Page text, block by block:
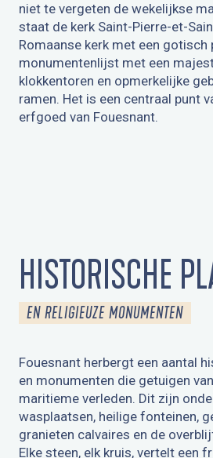
niet te vergeten de wekelijkse
staat de kerk Saint-Pierre-et-
Romaanse kerk met een gotisch
monumentenlijst met een
klokkentoren en opmerkelijke
ramen. Het is een centraal punt
erfgoed van Fouesnant.
HISTORISCHE
EN RELIGIEUZE MONUMENTEN
Fouesnant herbergt een aantal
en monumenten die getuigen
maritieme verleden. Dit zijn
wasplaatsen, heilige fonteinen,
granieten calvaires en de
Elke steen, elk kruis, vertelt een